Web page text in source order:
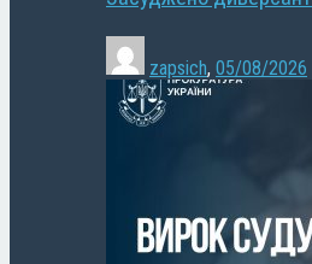
zapsich, 05/08/2026